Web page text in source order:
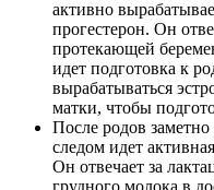
активно
прогестерон. Он
протекающей
идет подготовка к
вырабатываться
матки, чтобы
После родов
следом идет
Он отвечает за
грудного молока в